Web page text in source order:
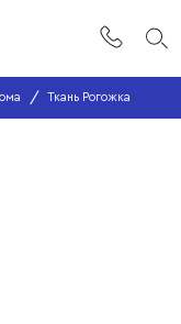
Ткань Рогожка